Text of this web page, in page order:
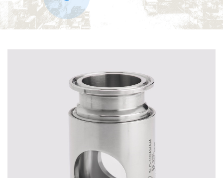
Prodotti
Configuratore